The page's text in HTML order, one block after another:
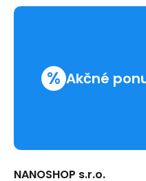
% Akčné
NANOSHOP s.r.o.